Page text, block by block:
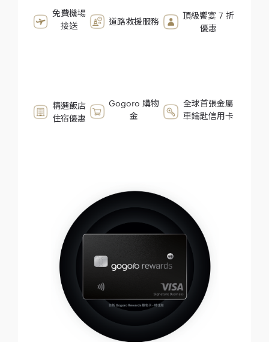
免費機場
接送
道路救援服務
頂級饗宴 7 折
優惠
精選飯店
住宿優惠
Gogoro 購物
金
全球首張金屬
車鑰匙信用卡